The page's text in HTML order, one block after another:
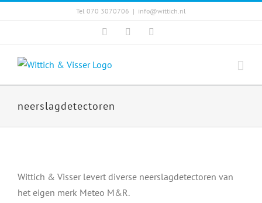
to
Tel 070 3070706 | info@wittich.nl
FacebookTwitter
neerslagdetectoren
Wittich & Visser levert diverse neerslagdetectoren van
het eigen merk Meteo M&R.